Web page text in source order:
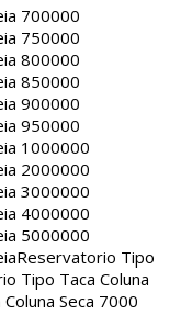
700000
750000
800000
850000
900000
950000
1000000
2000000
3000000
4000000
5000000
Reservatorio Tipo
Tipo Taca Coluna
Seca 7000